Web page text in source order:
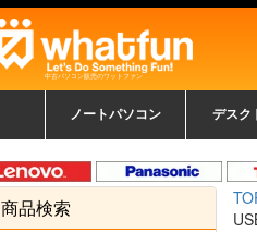
中古パソコン販売のワットファン
ノートパソコン
覧
パソコン
ッカ
デスク
中古デス
新品デス
覧
ゲーミン
トレーデ
コ
商品検索